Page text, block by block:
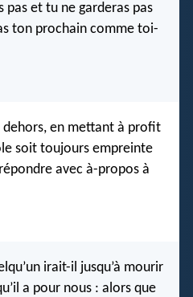
pas et tu ne garderas pas
ton prochain comme toi-
dehors, en mettant à profit
soit toujours empreinte
avec à-propos à
irait-il jusqu’à mourir
a pour nous : alors que